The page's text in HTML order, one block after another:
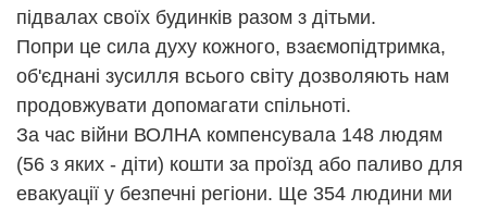
підвалах своїх будинків разом з дітьми.
Попри це сила духу кожного, взаємопідтримка,
об'єднані зусилля всього світу дозволяють нам
продовжувати допомагати спільноті.
За час війни ВОЛНА компенсувала 148 людям
(56 з яких - діти) кошти за проїзд або паливо для
евакуації у безпечні регіони. Ще 354 людини ми